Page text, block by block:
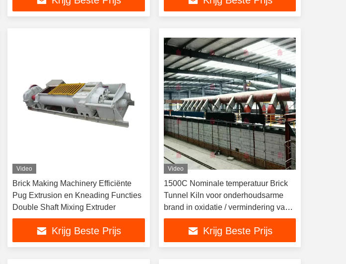
Video
Brick Making Machinery Efficiënte
Pug Extrusion en Kneading Functies
Double Shaft Mixing Extruder
Krijg Beste Prijs
Video
1500C Nominale temperatuur Brick
Tunnel Kiln voor onderhoudsarme
brand in oxidatie / vermindering van
de atmosfeer ontwerp
Krijg Beste Prijs